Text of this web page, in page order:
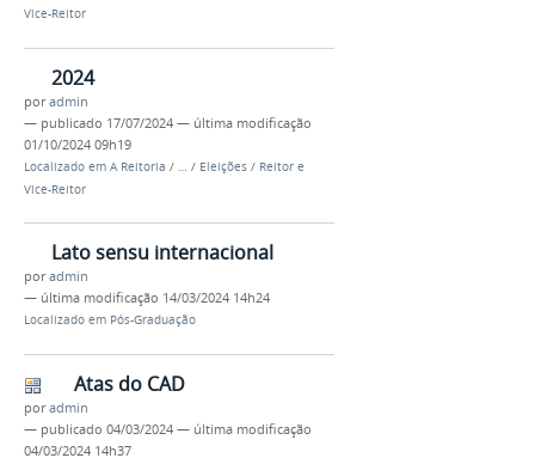
Vice-Reitor
2024
poradmin
— publicado 17/07/2024 — última modificação
01/10/2024 09h19
Localizado em A Reitoria / … / Eleições / Reitor e
Vice-Reitor
Lato sensu internacional
poradmin
— última modificação 14/03/2024 14h24
Localizado em Pós-Graduação
Atas do CAD
poradmin
— publicado 04/03/2024 — última modificação
04/03/2024 14h37